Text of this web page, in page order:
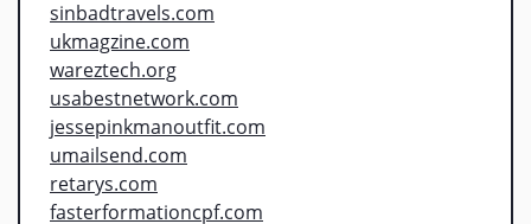
sinbadtravels.com
ukmagzine.com
wareztech.org
usabestnetwork.com
jessepinkmanoutfit.com
umailsend.com
retarys.com
fasterformationcpf.com